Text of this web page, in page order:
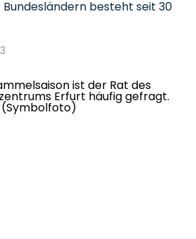
besteht seit 30